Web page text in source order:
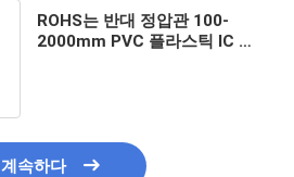
ROHS는 반대 정압관 100-
2000mm PVC 플라스틱 IC 포
계속하다